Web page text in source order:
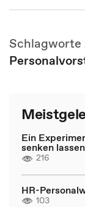
Schlagworte
Ein
senken lassen
216
HR-
103